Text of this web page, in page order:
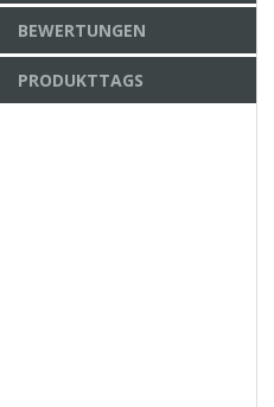
BEWERTUNGEN
PRODUKTTAGS